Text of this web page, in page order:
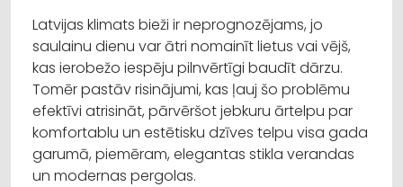
Latvijas klimats bieži ir neprognozējams, jo
saulainu dienu var ātri nomainīt lietus vai vējš,
kas ierobežo iespēju pilnvērtīgi baudīt dārzu.
Tomēr pastāv risinājumi, kas ļauj šo problēmu
efektīvi atrisināt, pārvēršot jebkuru ārtelpu par
komfortablu un estētisku dzīves telpu visa gada
garumā, piemēram, elegantas stikla verandas
un modernas pergolas.